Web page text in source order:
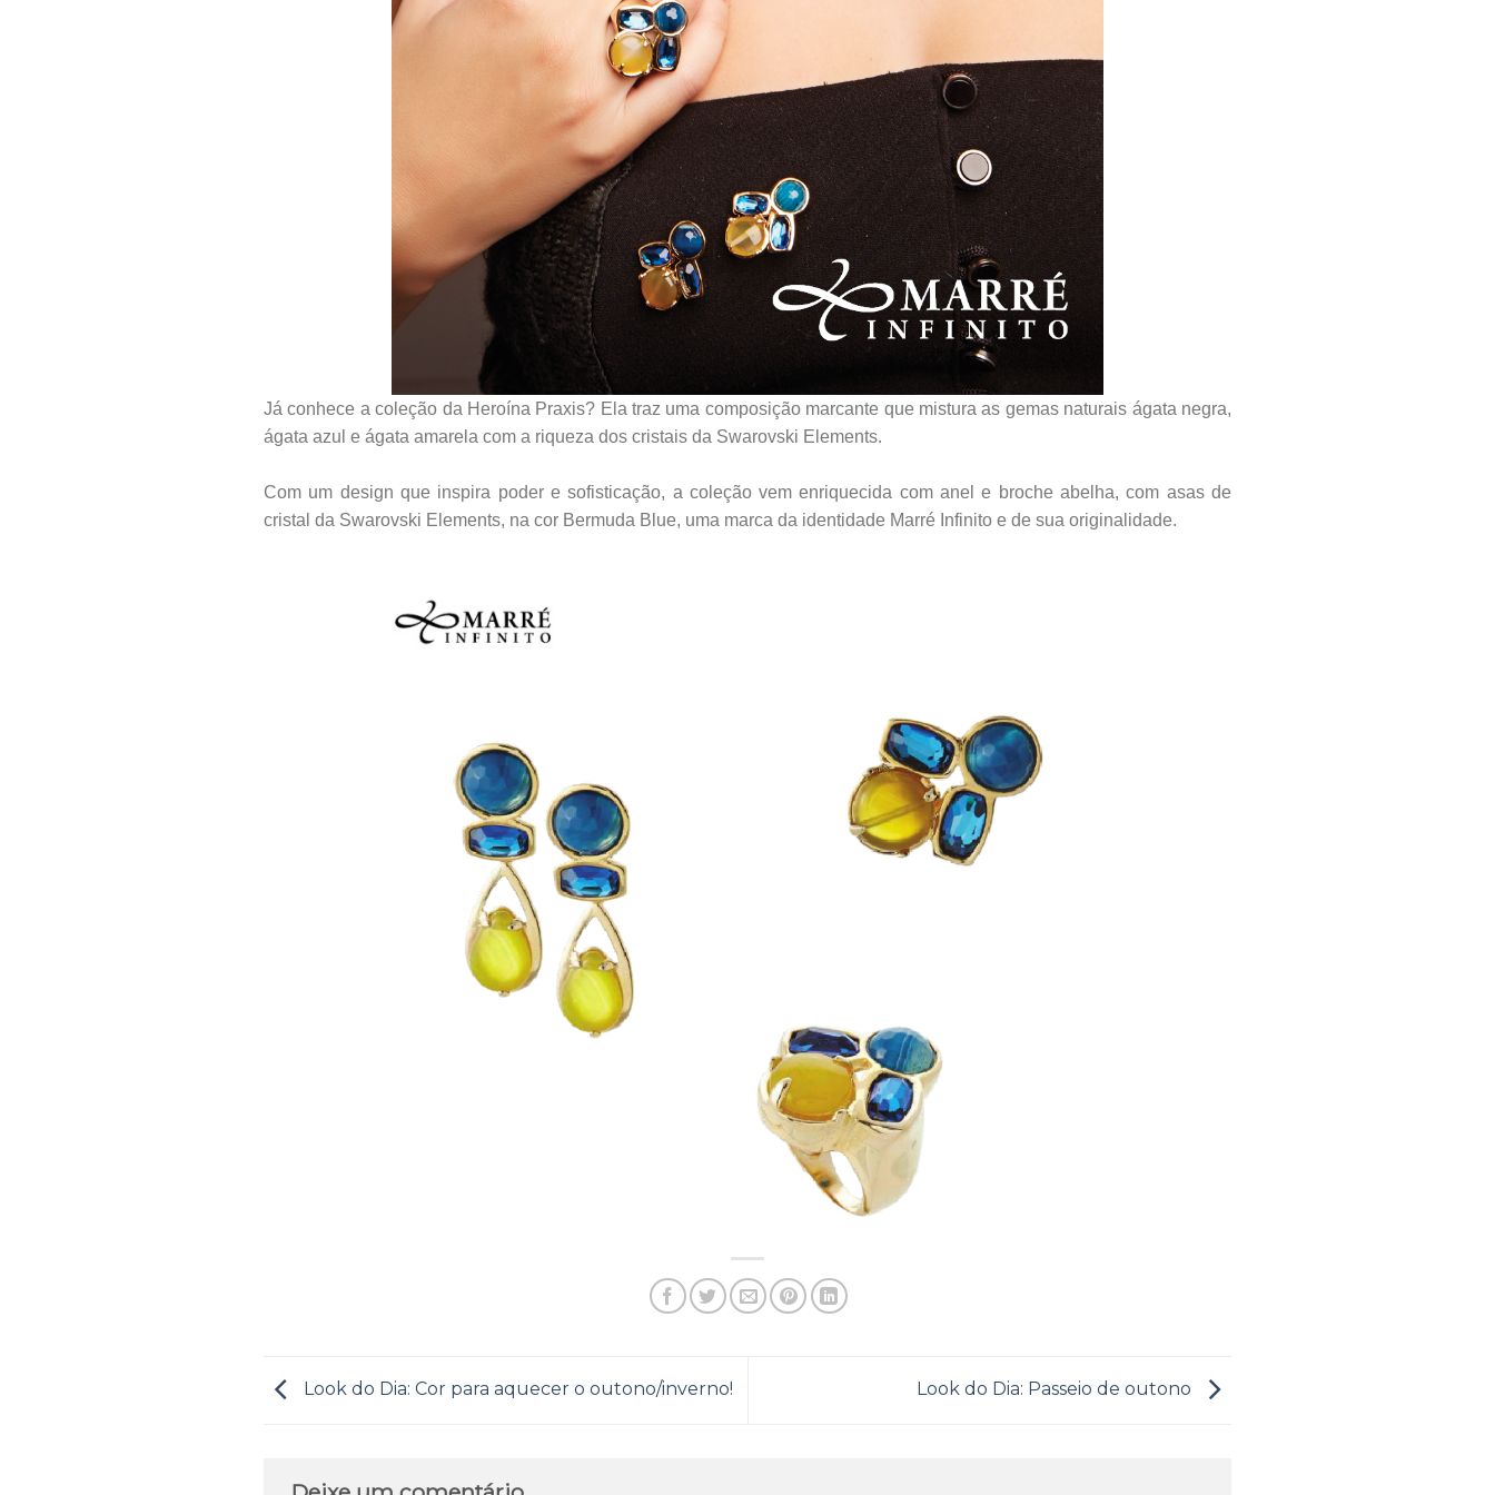
Já conhece a coleção da Heroína Praxis? Ela traz uma composição marcante que mistura as gemas naturais ágata negra,
ágata azul e ágata amarela com a riqueza dos cristais da Swarovski Elements.
Com um design que inspira poder e sofisticação, a coleção vem enriquecida com anel e broche abelha, com asas de
cristal da Swarovski Elements, na cor Bermuda Blue, uma marca da identidade Marré Infinito e de sua originalidade.
Look do Dia: Cor para aquecer o outono/inverno! Look do Dia: Passeio de outono